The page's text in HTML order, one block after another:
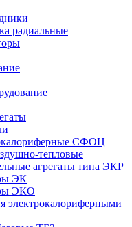
радиальные
СФОЦ
тепловые
агрегаты типа ЭКР
ЭК
ЭКО
электрокалориферными